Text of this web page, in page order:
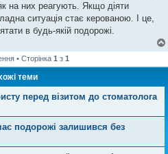
на них реагують. Якщо діяти
ситуація стає керованою. І це,
в будь-якій подорожі.
• Сторінка 1 з 1
теми
перед візитом до стоматолога
подорожі залишився без